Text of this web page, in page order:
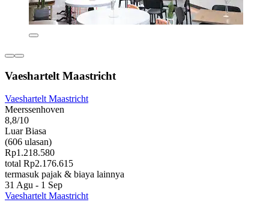
Vaeshartelt Maastricht
Vaeshartelt Maastricht
Meerssenhoven
8,8/10
Luar Biasa
(606 ulasan)
Rp1.218.580
total Rp2.176.615
termasuk pajak & biaya lainnya
31 Agu - 1 Sep
Vaeshartelt Maastricht